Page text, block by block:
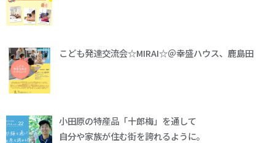
こども発達交流会☆MIRAI☆＠幸盛ハウス、鹿島田
小田原の特産品「十郎梅」を通して
自分や家族が住む街を誇れるように。